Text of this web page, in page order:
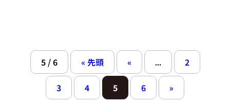
5 / 6 « 先頭 « ... 2
3 4 5 6 »